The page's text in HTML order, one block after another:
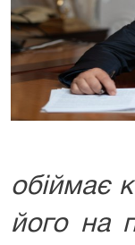
обіймає
його на